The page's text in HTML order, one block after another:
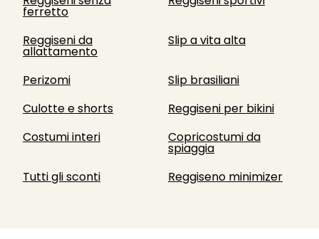
ferretto
Reggiseni da
allattamento
Slip a vita alta
Perizomi
Slip brasiliani
Culotte e shorts
Reggiseni per bikini
Costumi interi
Copricostumi da
spiaggia
Tutti gli sconti
Reggiseno minimizer